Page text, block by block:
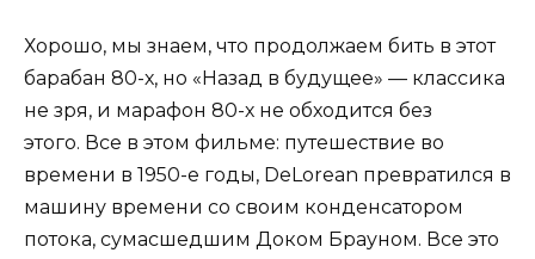
Хорошо, мы знаем, что продолжаем бить в этот
барабан 80-х, но «Назад в будущее» — классика
не зря, и марафон 80-х не обходится без
этого. Все в этом фильме: путешествие во
времени в 1950-е годы, DeLorean превратился в
машину времени со своим конденсатором
потока, сумасшедшим Доком Брауном. Все это